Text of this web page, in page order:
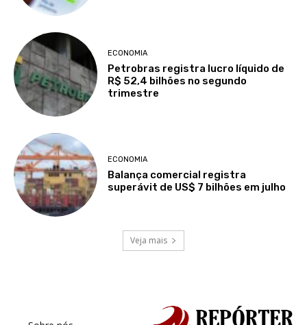
ECONOMIA
Petrobras registra lucro líquido de
R$ 52,4 bilhões no segundo
trimestre
ECONOMIA
Balança comercial registra
superávit de US$ 7 bilhões em julho
Veja mais